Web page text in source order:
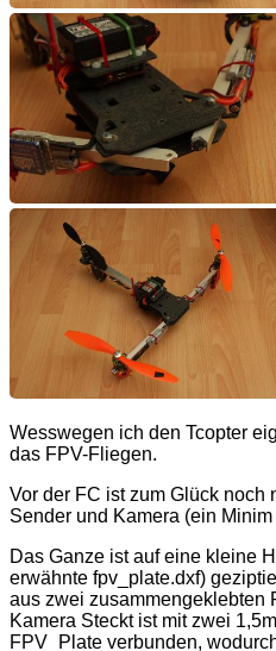
Wesswegen ich den Tcopter
das FPV-Fliegen.
Vor der FC ist zum Glück noch
Sender und Kamera (ein
Das Ganze ist auf eine kleine
erwähnte fpv_plate.dxf)
aus zwei zusammengeklebten
Kamera Steckt ist mit zwei
FPV_Plate verbunden,